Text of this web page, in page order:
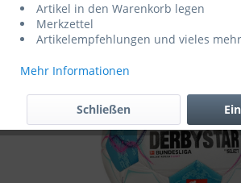
Replica S-light v24
Artikel in den Warenkorb legen
Merkzettel
Artikelempfehlungen und vieles mehr
Mehr Informationen
Schließen